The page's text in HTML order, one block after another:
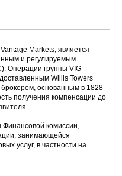
Markets, является
и регулируемым
Операции группы VIG
Willis Towers
основанным в 1828
получения компенсации до
комиссии,
занимающейся
услуг, в частности на